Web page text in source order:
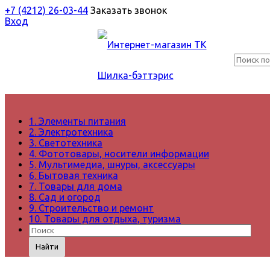
+7 (4212) 26-03-44 Заказать звонок
Вход
1. Элементы питания
2. Электротехника
3. Светотехника
4. Фототовары, носители информации
5. Мультимедиа, шнуры, аксессуары
6. Бытовая техника
7. Товары для дома
8. Сад и огород
9. Строительство и ремонт
10. Товары для отдыха, туризма
Найти